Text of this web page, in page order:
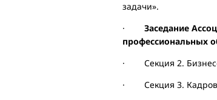
задачи».
· Заседание
профессиональных
· Секция 2. Бизнес-
· Секция 3.